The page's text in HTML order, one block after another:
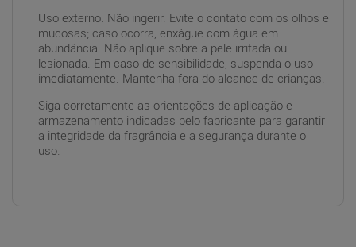
Uso externo. Não ingerir. Evite o contato com os olhos e
mucosas; caso ocorra, enxágue com água em
abundância. Não aplique sobre a pele irritada ou
lesionada. Em caso de sensibilidade, suspenda o uso
imediatamente. Mantenha fora do alcance de crianças.
Siga corretamente as orientações de aplicação e
armazenamento indicadas pelo fabricante para garantir
a integridade da fragrância e a segurança durante o
uso.